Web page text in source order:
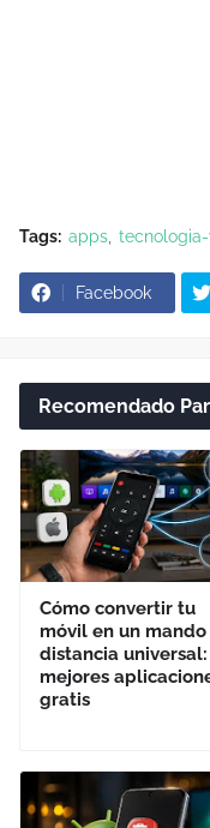
Tags: apps
Facebook
Recomendado
Cómo convertir tu
móvil en un mando
distancia
mejores
gratis